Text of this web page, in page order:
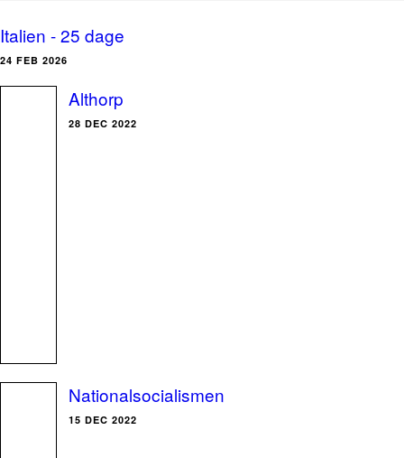
Italien - 25 dage
24 FEB 2026
Althorp
28 DEC 2022
Nationalsocialismen
15 DEC 2022